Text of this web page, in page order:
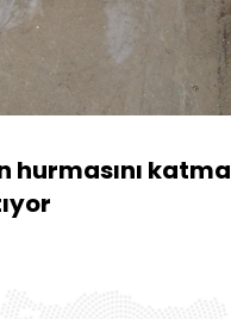
hurmasını katma